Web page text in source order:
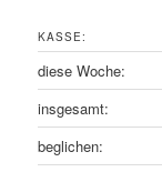
KASSE:
diese Woche:
insgesamt:
beglichen: